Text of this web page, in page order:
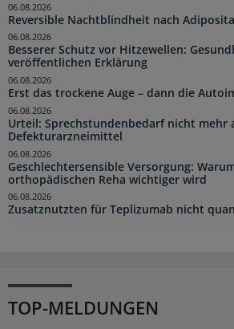
Reversible Nachtblindheit nach
06.08.2026
Besserer Schutz vor Hitzewellen:
veröffentlichen Erklärung
06.08.2026
Erst das trockene Auge – dann die
06.08.2026
Urteil: Sprechstundenbedarf nicht mehr
Defekturarzneimittel
06.08.2026
Geschlechtersensible Versorgung:
orthopädischen Reha wichtiger wird
06.08.2026
Zusatznutzten für Teplizumab nicht
06.08.2026
TOP-MELDUNGEN